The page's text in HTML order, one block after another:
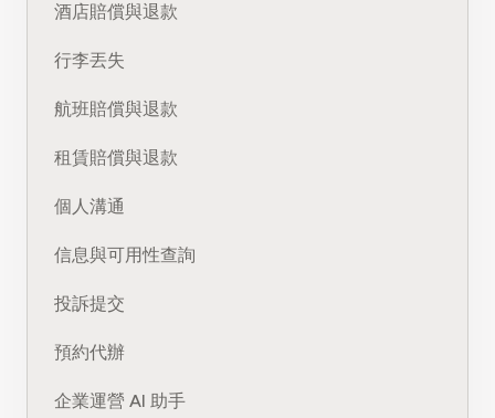
酒店賠償與退款
行李丟失
航班賠償與退款
租賃賠償與退款
個人溝通
信息與可用性查詢
投訴提交
預約代辦
企業運營 AI 助手